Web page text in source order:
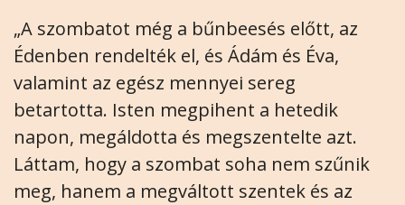
„A szombatot még a bűnbeesés előtt, az
Édenben rendelték el, és Ádám és Éva,
valamint az egész mennyei sereg
betartotta. Isten megpihent a hetedik
napon, megáldotta és megszentelte azt.
Láttam, hogy a szombat soha nem szűnik
meg, hanem a megváltott szentek és az